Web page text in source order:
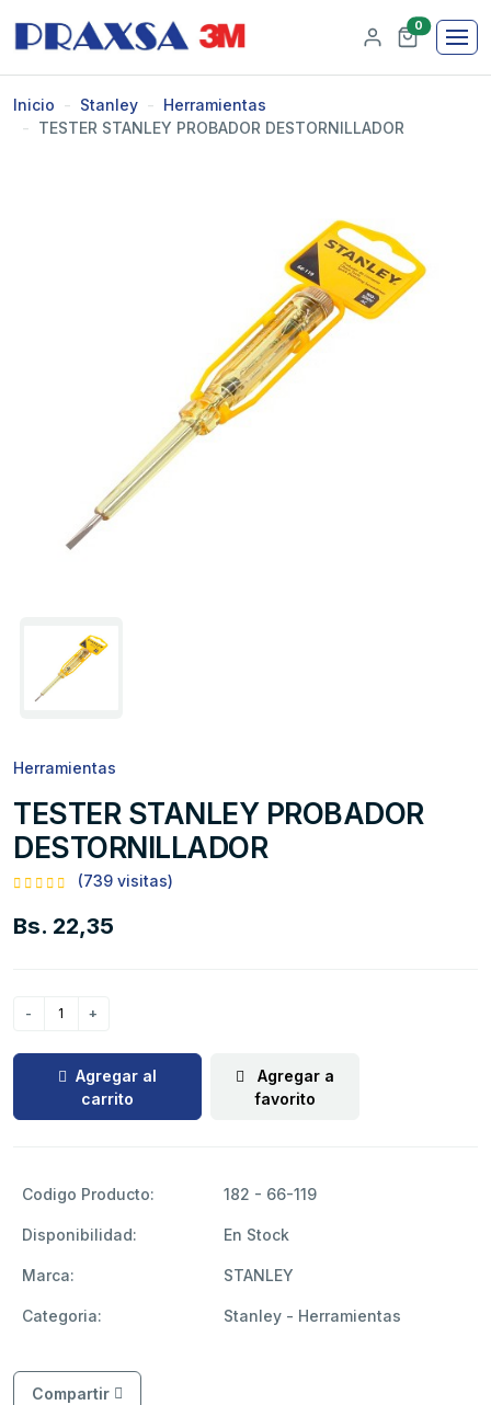
0
Inicio Stanley
Herramientas
TESTER STANLEY PROBADOR DESTORNILLADOR
Herramientas
TESTER STANLEY PROBADOR
DESTORNILLADOR
(739 visitas)
Bs. 22,35
Agregar al
carrito
Agregar a
favorito
Codigo Producto: 182 - 66-119
Disponibilidad: En Stock
Marca: STANLEY
Categoria: Stanley - Herramientas
Compartir